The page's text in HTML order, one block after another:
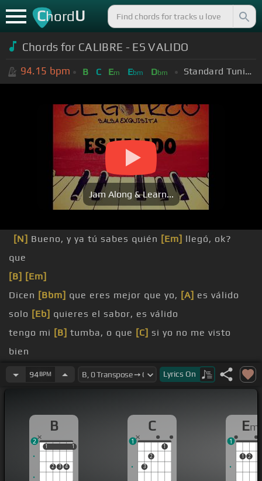
ChordU
Chords for CALIBRE - ES VALIDO
94.15 bpm B C Em Ebm Dbm Standard Tuning (EADGBE)
Jam Along & Learn...
[N] Bueno, y ya tú sabes quién [Em] llegó, ok?
que
[B] [Em]
Dicen [Bbm] que eres mejor que yo, [A] es válido
solo [Eb] quieres el sabor, es válido
tengo mi [B] tumba, o que [C] si yo no me visto
bien
bien[B]desafinado,
que alguien no toca muy
94BPM Lyrics On
B
1
2 3 4
1
1 1
2
C
3
2
1
1
Em
1 2
1